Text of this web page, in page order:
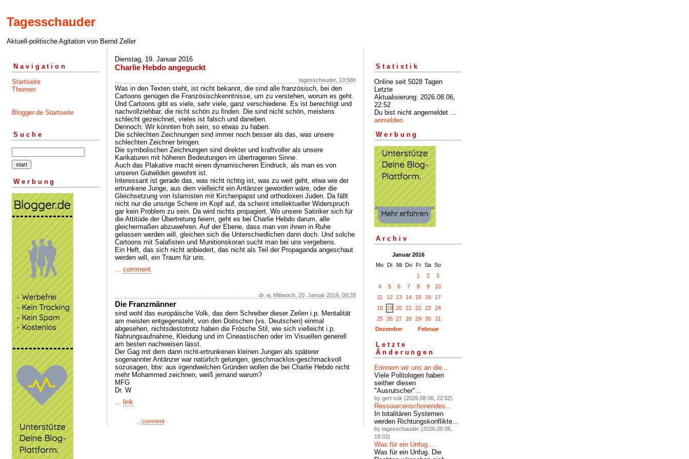
Tagesschauder
Aktuell-politische Agitation von Bernd Zeller
Navigation
Startseite
Themen
Blogger.de Startseite
Suche
Werbung
Dienstag, 19. Januar 2016
Charlie Hebdo angeguckt
tagesschauder, 10:58h
Was in den Texten steht, ist nicht bekannt, die sind alle französisch, bei den
Cartoons genügen die Französischkenntnisse, um zu verstehen, worum es geht.
Und Cartoons gibt es viele, sehr viele, ganz verschiedene. Es ist berechtigt und
nachvollziehbar, die nicht schön zu finden. Die sind nicht schön, meistens
schlecht gezeichnet, vieles ist falsch und daneben.
Dennoch: Wir könnten froh sein, so etwas zu haben.
Die schlechten Zeichnungen sind immer noch besser als das, was unsere
schlechten Zeichner bringen.
Die symbolischen Zeichnungen sind direkter und kraftvoller als unsere
Karikaturen mit höheren Bedeutungen im übertragenen Sinne.
Auch das Plakative macht einen dynamischeren Eindruck, als man es von
unseren Gutwilden gewohnt ist.
Interessant ist gerade das, was nicht richtig ist, was zu weit geht, etwa wie der
ertrunkene Junge, aus dem vielleicht ein Antänzer geworden wäre, oder die
Gleichsetzung von Islamisten mit Kirchenpapst und orthodoxen Juden. Da fällt
nicht nur die unsrige Schere im Kopf auf, da scheint intellektueller Widerspruch
gar kein Problem zu sein. Da wird nichts propagiert. Wo unsere Satiriker sich für
die Attitüde der Übertretung feiern, geht es bei Charlie Hebdo darum, alle
gleichermaßen abzuwehren. Auf der Ebene, dass man von ihnen in Ruhe
gelassen werden will, gleichen sich die Unterschiedlichen dann doch. Und solche
Cartoons mit Salafisten und Munitionskoran sucht man bei uns vergebens.
Ein Heft, das sich nicht anbiedert, das nicht als Teil der Propaganda angeschaut
werden will, ein Traum für uns.
... comment
dr. w, Mittwoch, 20. Januar 2016, 09:28
Die Franzmänner
sind wohl das europäische Volk, das dem Schreiber dieser Zeilen i.p. Mentalität
am meisten entgegensteht, von den Doitschen (vs. Deutschen) einmal
abgesehen, nichtsdestotrotz haben die Frösche Stil, wie sich vielleicht i.p.
Nahrungsaufnahme, Kleidung und im Cineastischen oder im Visuellen generell
am besten nachweisen lässt.
Der Gag mit dem dann nicht-ertrunkenen kleinen Jungen als späterer
sogenannter Antänzer war natürlich gelungen, geschmacklos-geschmackvoll
sozusagen, btw: aus irgendwelchen Gründen wollen die bei Charlie Hebdo nicht
mehr Mohammed zeichnen, weiß jemand warum?
MFG
Dr. W
... link
comment
Statistik
Online seit 5028 Tagen
Letzte
Aktualisierung: 2026.08.06,
22:52
Du bist nicht angemeldet ...
anmelden
Werbung
Archiv
Januar 2016
Mo Di Mi Do Fr Sa So
1
2
3
4
5 6 7 8 9
10
11
12 13 14 15 16
17
18
19 20 21 22 23
24
25
26 27 28 29 30
31
Dezember
Februar
Letzte
Änderungen
Erinnern wir uns an die...
Viele Politologen haben
seither diesen
"Ausrutscher"...
by gert cok (2026.08.06, 22:52)
Ressourcenschonendes...
In totalitären Systemen
werden Richtungskonflikte...
by tagesschauder (2026.08.06,
18:02)
Was für ein Unfug....
Was für ein Unfug. Die